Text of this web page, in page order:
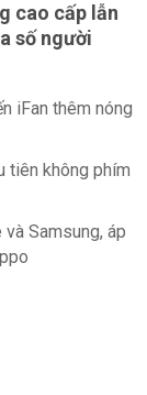
cao cấp lẫn
số người
iFan thêm nóng
tiên không phím
Samsung, áp